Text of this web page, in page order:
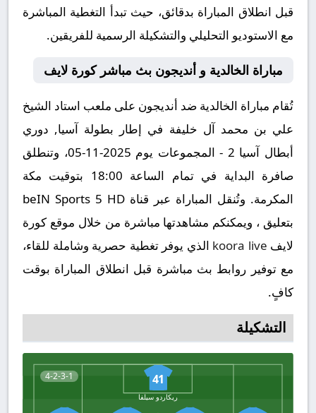
قبل انطلاق المباراة بدقائق، حيث تبدأ التغطية المباشرة
مع الاستوديو التحليلي والتشكيلة الرسمية للفريقين.
مباراة الخالدية و أنديجون بث مباشر كورة لايف
تُقام مباراة الخالدية ضد أنديجون على ملعب استاد الشيخ
علي بن محمد آل خليفة في إطار بطولة آسيا, دوري
أبطال آسيا 2 - المجموعات يوم 2025-11-05، وتنطلق
صافرة البداية في تمام الساعة 18:00 بتوقيت مكة
المكرمة. وتُنقل المباراة عبر قناة beIN Sports 5 HD
بتعليق ، ويمكنكم مشاهدتها مباشرة من خلال موقع كورة
لايف koora live الذي يوفر تغطية حصرية وشاملة للقاء،
مع توفير روابط بث مباشرة قبل انطلاق المباراة بوقت
كافٍ.
التشكيلة
4-2-3-1 41
ريكاردو سيلفا